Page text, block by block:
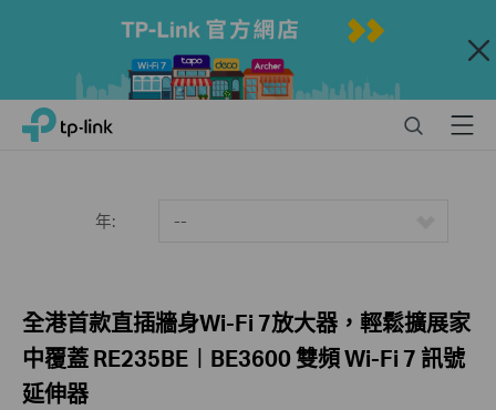
Close
ClickTP-Link, Reliably Smart SearchMenu
年: --
全港首款直插牆身Wi-Fi 7放大器，輕鬆擴展家
中覆蓋 RE235BE︱BE3600 雙頻 Wi-Fi 7 訊號
延伸器